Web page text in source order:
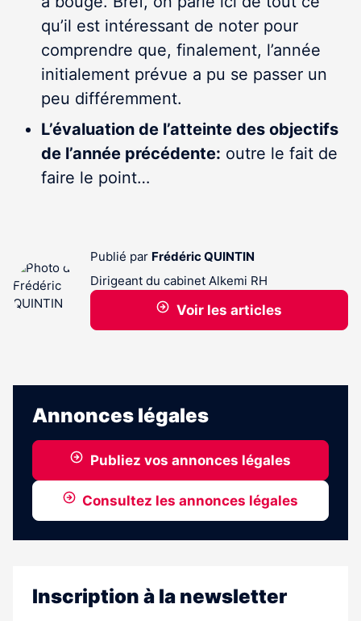
qu’il est intéressant de noter pour
comprendre que, finalement, l’année
initialement prévue a pu se passer un
peu différemment.
L’évaluation de l’atteinte des objectifs
de l’année précédente: outre le fait de
faire le point…
Publié par Frédéric QUINTIN
Dirigeant du cabinet Alkemi RH
Voir les articles
Annonces légales
Publiez vos annonces légales
Consultez les annonces légales
Inscription à la newsletter